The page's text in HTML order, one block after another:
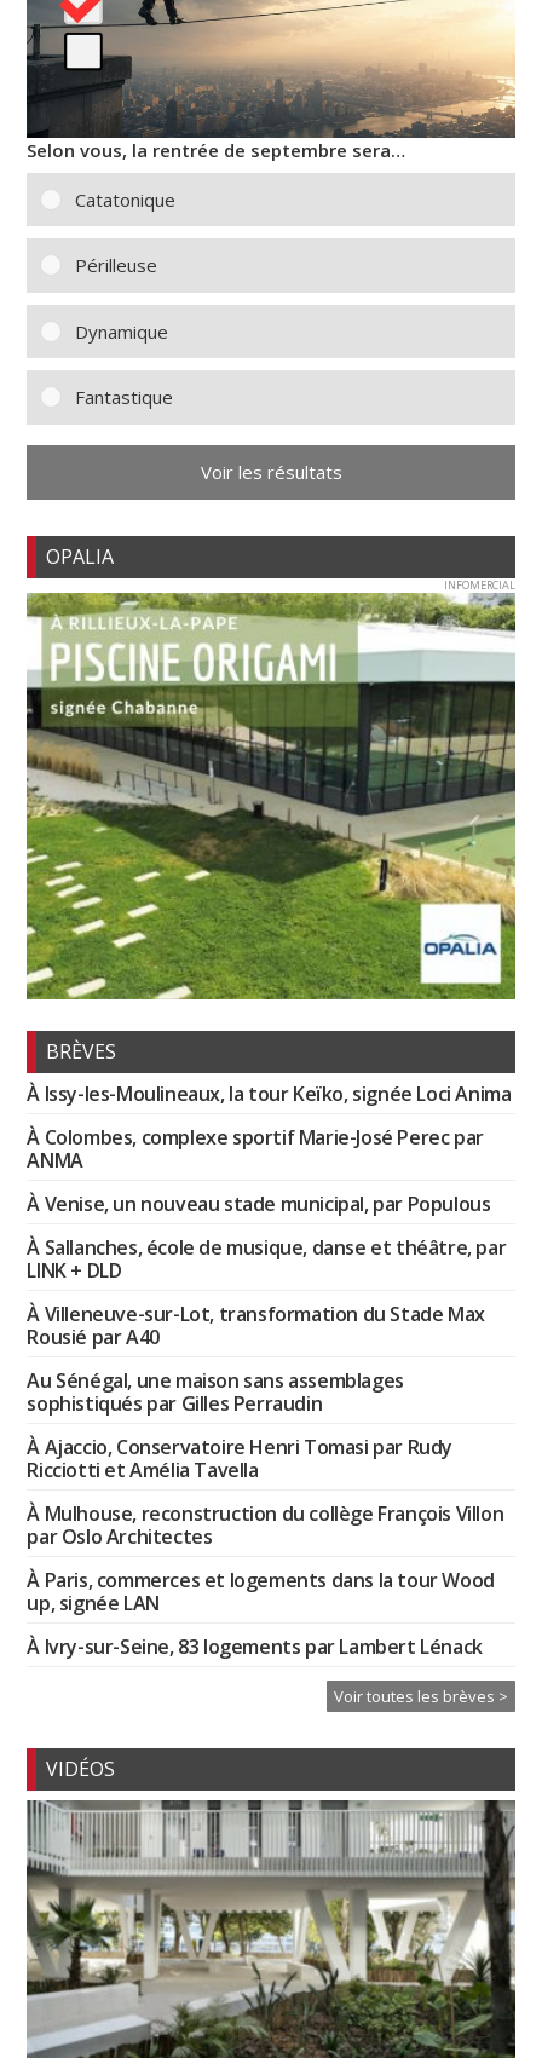
Selon vous, la rentrée de septembre sera…
Catatonique
Périlleuse
Dynamique
Fantastique
Voir les résultats
OPALIA
INFOMERCIAL
BRÈVES
À Issy-les-Moulineaux, la tour Keïko, signée Loci Anima
À Colombes, complexe sportif Marie-José Perec par
ANMA
À Venise, un nouveau stade municipal, par Populous
À Sallanches, école de musique, danse et théâtre, par
LINK + DLD
À Villeneuve-sur-Lot, transformation du Stade Max
Rousié par A40
Au Sénégal, une maison sans assemblages
sophistiqués par Gilles Perraudin
À Ajaccio, Conservatoire Henri Tomasi par Rudy
Ricciotti et Amélia Tavella
À Mulhouse, reconstruction du collège François Villon
par Oslo Architectes
À Paris, commerces et logements dans la tour Wood
up, signée LAN
À Ivry-sur-Seine, 83 logements par Lambert Lénack
Voir toutes les brèves >
VIDÉOS